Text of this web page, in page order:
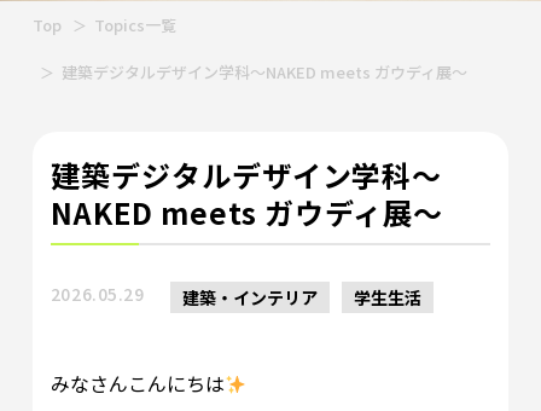
Top Topics一覧
建築デジタルデザイン学科～NAKED meets ガウディ展～
建築デジタルデザイン学科～
NAKED meets ガウディ展～
2026.05.29 建築・インテリア 学生生活
みなさんこんにちは